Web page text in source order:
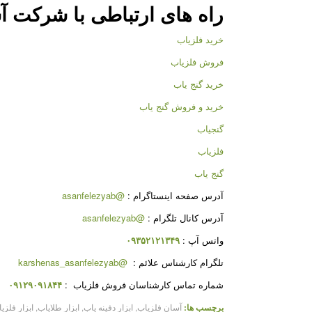
راه های ارتباطی با شرکت
خرید فلزیاب
فروش فلزیاب
خرید گنج یاب
خرید و فروش گنج یاب
گنجیاب
فلزیاب
گنج یاب
آدرس صفحه اینستاگرام : @asanfelezyab
آدرس کانال تلگرام : @asanfelezyab
واتس آپ : ۰۹۳۵۲۱۲۱۳۴۹
تلگرام کارشناس علائم : @karshenas_asanfelezyab
شماره تماس کارشناسان فروش فلزیاب : ۰۹۱۲۹۰۹۱۸۴۴
برچسب ها: آسان فلزیاب, ابزار دفینه یاب, ابزار طلایاب, ابزار